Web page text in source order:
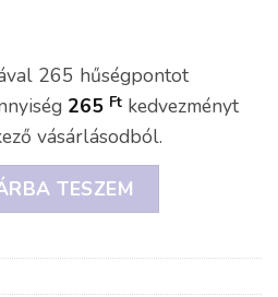
265 hűségpontot
265 Ft kedvezményt
vásárlásodból.
TESZEM